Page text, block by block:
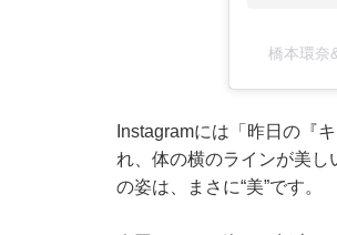
橋本環奈
Instagramには「昨日の『
れ、体の横のラインが美
の姿は、まさに“美”です。